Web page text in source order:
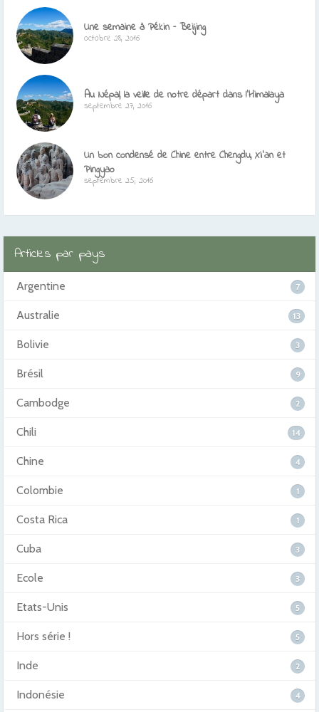
Une semaine à Pékin – Beijing
octobre 28, 2016
Au Népal, la veille de notre départ dans l’Himalaya
septembre 27, 2016
Un bon condensé de Chine entre Chengdu, Xi’an et
Pingyao
septembre 25, 2016
Articles par pays
Argentine 7
Australie 13
Bolivie 3
Brésil 9
Cambodge 2
Chili 14
Chine 4
Colombie 1
Costa Rica 1
Cuba 3
Ecole 3
Etats-Unis 5
Hors série ! 5
Inde 2
Indonésie 4